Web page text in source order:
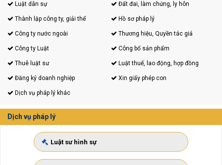
Luật dân sự Đất đai, làm chứng, ly hôn
Thành lập công ty, giải thể Hồ sơ pháp lý
Công ty nước ngoài Thương hiệu, Quyền tác giả
Công ty Luật Công bố sản phẩm
Thuê luật sư Luật thuế, lao động, hợp đồng
Đăng ký doanh nghiệp Xin giấy phép con
Dịch vụ pháp lý khác
Dịch vụ pháp lý
Luật sư hình sự